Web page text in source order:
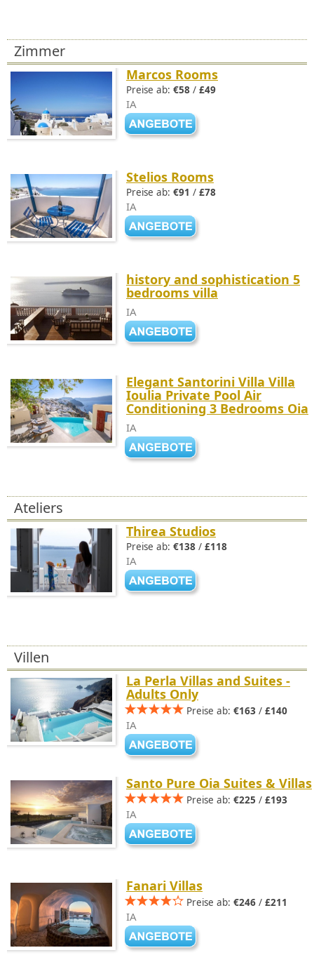
Zimmer
Marcos Rooms
Preise ab: €58 / £49
IA
Stelios Rooms
Preise ab: €91 / £78
IA
history and sophistication 5
bedrooms villa
IA
Elegant Santorini Villa Villa
Ioulia Private Pool Air
Conditioning 3 Bedrooms Oia
IA
Ateliers
Thirea Studios
Preise ab: €138 / £118
IA
Villen
La Perla Villas and Suites -
Adults Only
Preise ab: €163 / £140
IA
Santo Pure Oia Suites & Villas
Preise ab: €225 / £193
IA
Fanari Villas
Preise ab: €246 / £211
IA